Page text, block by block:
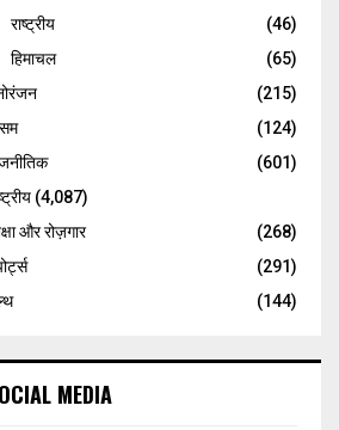
राष्ट्रीय
(46)
हिमाचल
(65)
(215)
(124)
(601)
(4,087)
और रोज़गार
(268)
(291)
(144)
MEDIA